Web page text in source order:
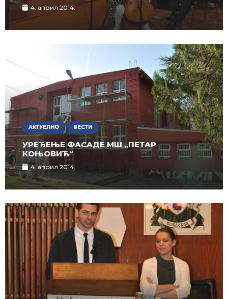
4. април 2014.
АКТУЕЛНО ВЕСТИ
УРЕЂЕЊЕ ФАСАДЕ МШ „ПЕТАР
КОЊОВИЋ“
4. април 2014.